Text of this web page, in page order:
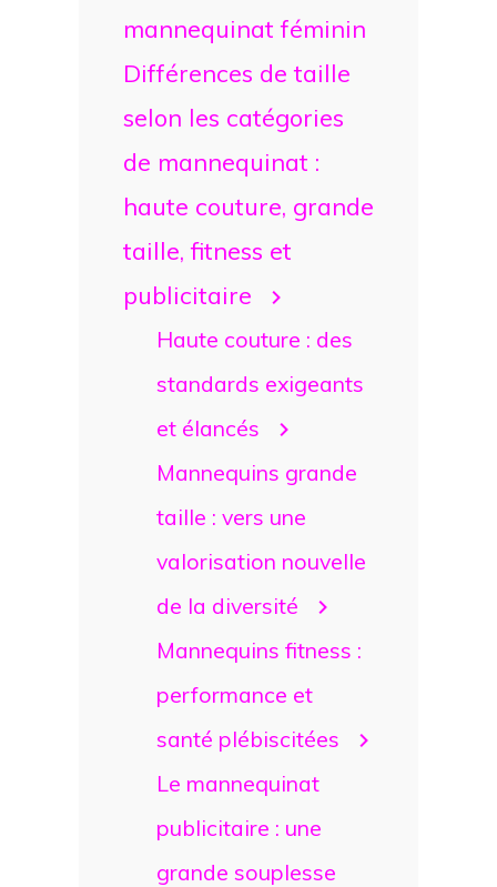
mannequinat féminin
Différences de taille
selon les catégories
de mannequinat :
haute couture, grande
taille, fitness et
publicitaire
Haute couture : des
standards exigeants
et élancés
Mannequins grande
taille : vers une
valorisation nouvelle
de la diversité
Mannequins fitness :
performance et
santé plébiscitées
Le mannequinat
publicitaire : une
grande souplesse